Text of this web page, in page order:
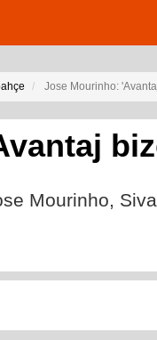
Jose Mourinho:
Mourinho,